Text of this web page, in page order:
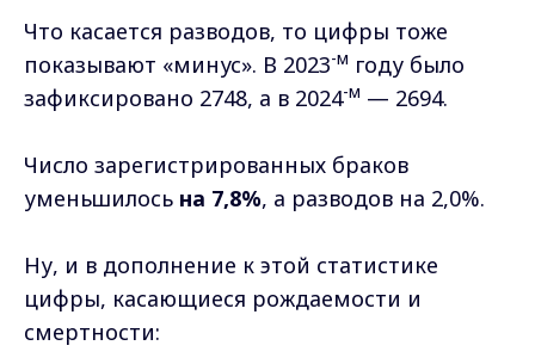
Что касается разводов, то цифры тоже
показывают «минус». В 2023-м году было
зафиксировано 2748, а в 2024-м — 2694.
Число зарегистрированных браков
уменьшилось на 7,8%, а разводов на 2,0%.
Ну, и в дополнение к этой статистике
цифры, касающиеся рождаемости и
смертности: